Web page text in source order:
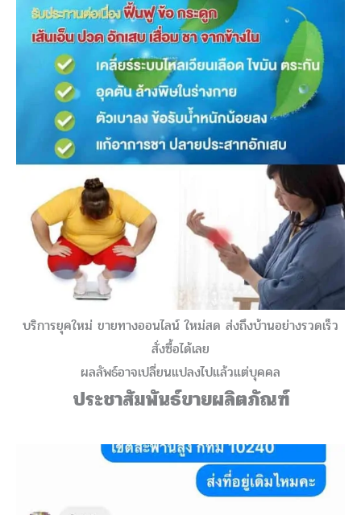
บริการยุคใหม่ ขายทางออนไลน์ ใหม่สด ส่งถึงบ้านอย่างรวดเร็ว
สั่งซื้อได้เลย
ผลลัพธ์อาจเปลี่ยนแปลงไปแล้วแต่บุคคล
ประชาสัมพันธ์ขายผลิตภัณฑ์